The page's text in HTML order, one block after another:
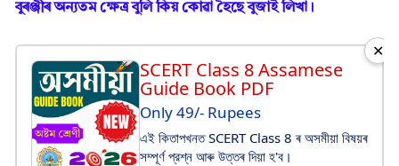
বুৰঞ্জীৰ অন্যতম ক্ষেত্ৰ বুলি কিয় কোৱা হৈছে বুজাই লিখা।
SCERT Class 8 Assamese
Guide Book PDF
Only 49/- Rupees
এই কিতাপখনত SCERT Class 8 ৰ অসমীয়া বিষয়ৰ
সম্পূর্ণ প্রশ্ন আৰু উত্তৰ দিয়া হ'ব।
✕